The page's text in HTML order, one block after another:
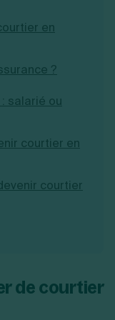
en
?
salarié ou
courtier en
courtier
de courtier